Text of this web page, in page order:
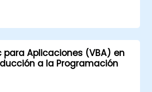
para Aplicaciones (VBA) en
a la Programación